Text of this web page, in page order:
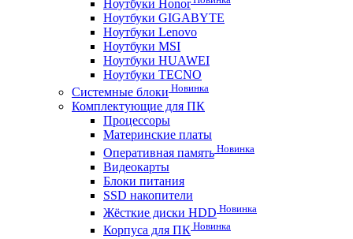
Ноутбуки Honor
Ноутбуки GIGABYTE
Ноутбуки Lenovo
Ноутбуки MSI
Ноутбуки HUAWEI
Ноутбуки TECNO
Системные блоки Новинка
Комплектующие для ПК
Процессоры
Материнские платы
Оперативная память Новинка
Видеокарты
Блоки питания
SSD накопители
Жёсткие диски HDD Новинка
Корпуса для ПК Новинка